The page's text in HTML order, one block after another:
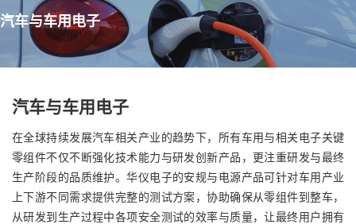
汽车与车用电子
汽车与车用电子
在全球持续发展汽车相关产业的趋势下，所有车用与相关电子关键
零组件不仅不断强化技术能力与研发创新产品，更注重研发与最终
生产阶段的品质维护。华仪电子的安规与电源产品可针对车用产业
上下游不同需求提供完整的测试方案，协助确保从零组件到整车，
从研发到生产过程中各项安全测试的效率与质量，让最终用户拥有